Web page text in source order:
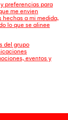
preferencias para
me envien
hechas a mi medida,
lo que se alinee
del grupo
eventos y